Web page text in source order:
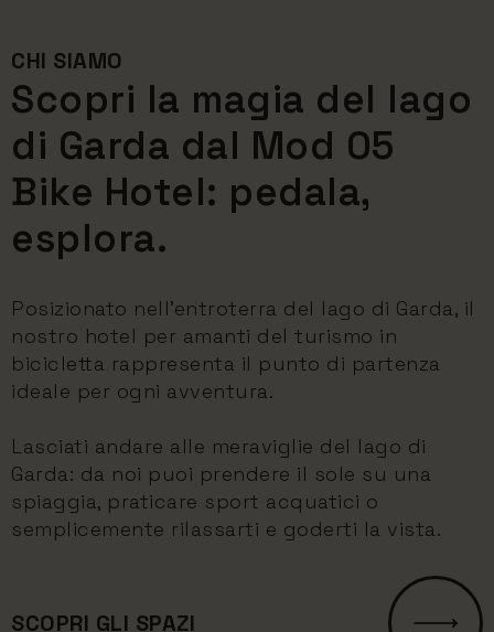
CHI SIAMO
Scopri la magia del lago
di Garda dal Mod 05
Bike Hotel: pedala,
esplora.
Posizionato nell’entroterra del lago di Garda, il
nostro hotel per amanti del turismo in
bicicletta rappresenta il punto di partenza
ideale per ogni avventura.
Lasciati andare alle meraviglie del lago di
Garda: da noi puoi prendere il sole su una
spiaggia, praticare sport acquatici o
semplicemente rilassarti e goderti la vista.
SCOPRI GLI SPAZI